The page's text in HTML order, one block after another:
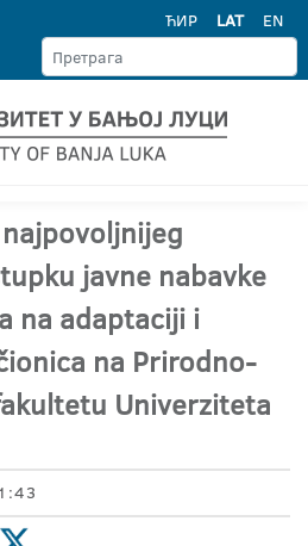
ЋИР LAT EN
javne nabavke
na adaptaciji i
na Prirodno-
Univerziteta